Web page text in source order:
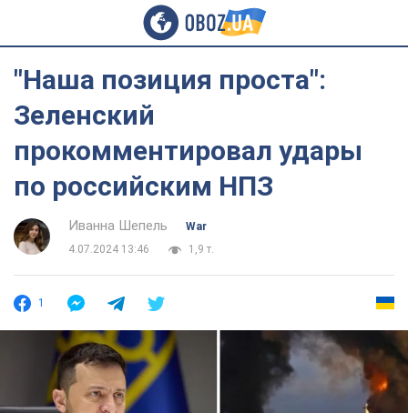
"Наша позиция проста":
Зеленский
прокомментировал удары
по российским НПЗ
Иванна Шепель
War
4.07.2024 13:46
1,9 т.
1